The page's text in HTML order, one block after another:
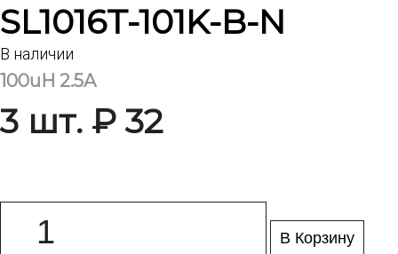
SL1016T-101K-B-N
В наличии
100uH 2.5A
3 шт. ₽ 32
В Корзину